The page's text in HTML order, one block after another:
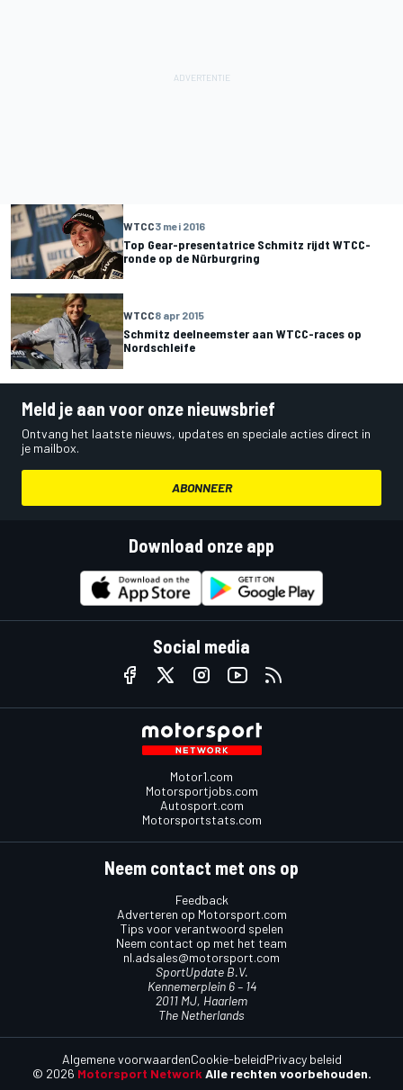
WTCC3 mei 2016
Top Gear-presentatrice Schmitz rijdt WTCC-
ronde op de Nürburgring
WTCC8 apr 2015
Schmitz deelneemster aan WTCC-races op
Nordschleife
Meld je aan voor onze nieuwsbrief
Ontvang het laatste nieuws, updates en speciale acties direct in
je mailbox.
ABONNEER
Download onze app
Social media
Motor1.com
Motorsportjobs.com
Autosport.com
Motorsportstats.com
Neem contact met ons op
Feedback
Adverteren op Motorsport.com
Tips voor verantwoord spelen
Neem contact op met het team
nl.adsales@motorsport.com
SportUpdate B.V.
Kennemerplein 6 – 14
2011 MJ, Haarlem
The Netherlands
© 2026 Motorsport Network Alle rechten voorbehouden.
Algemene voorwaardenCookie-beleidPrivacy beleid